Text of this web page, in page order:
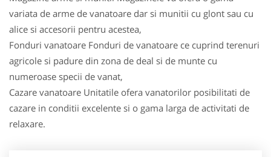
variata de arme de vanatoare dar si munitii cu glont sau cu
alice si accesorii pentru acestea,
Fonduri vanatoare Fonduri de vanatoare ce cuprind terenuri
agricole si padure din zona de deal si de munte cu
numeroase specii de vanat,
Cazare vanatoare Unitatile ofera vanatorilor posibilitati de
cazare in conditii excelente si o gama larga de activitati de
relaxare.